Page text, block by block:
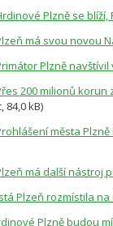
Plzně se
má svou novou
Plzně
200 milionů
84,0 kB)
města
má další
Plzeň rozmístila
Plzně budou